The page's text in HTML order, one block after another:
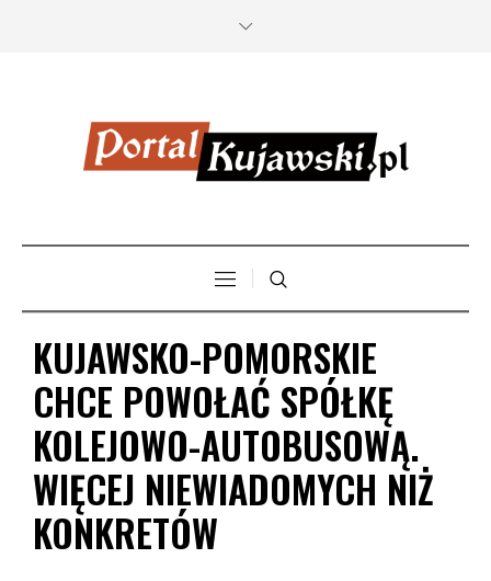
KUJAWSKO-POMORSKIE
CHCE POWOŁAĆ SPÓŁKĘ
KOLEJOWO-AUTOBUSOWĄ.
WIĘCEJ NIEWIADOMYCH NIŻ
KONKRETÓW